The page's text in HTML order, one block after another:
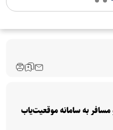
مسافر به سامانه موقعیت‌یاب